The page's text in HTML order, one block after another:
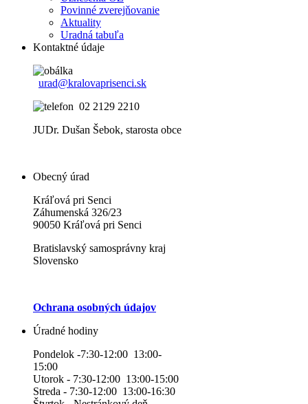
Povinné zverejňovanie
Aktuality
Uradná tabuľa
Kontaktné údaje
urad@kralovaprisenci.sk
02 2129 2210
JUDr. Dušan Šebok, starosta obce
Obecný úrad
Kráľová pri Senci
Záhumenská 326/23
90050 Kráľová pri Senci
Bratislavský samosprávny kraj
Slovensko
Ochrana osobných údajov
Úradné hodiny
Pondelok -7:30-12:00 13:00-
15:00
Utorok - 7:30-12:00 13:00-15:00
Streda - 7:30-12:00 13:00-16:30